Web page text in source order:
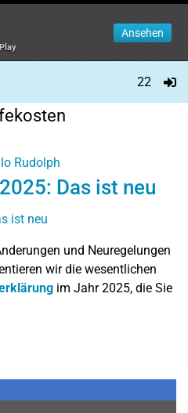
Ansehen
22
Rudolph
Das ist neu
und Neuregelungen
wir die wesentlichen
im Jahr 2025, die Sie